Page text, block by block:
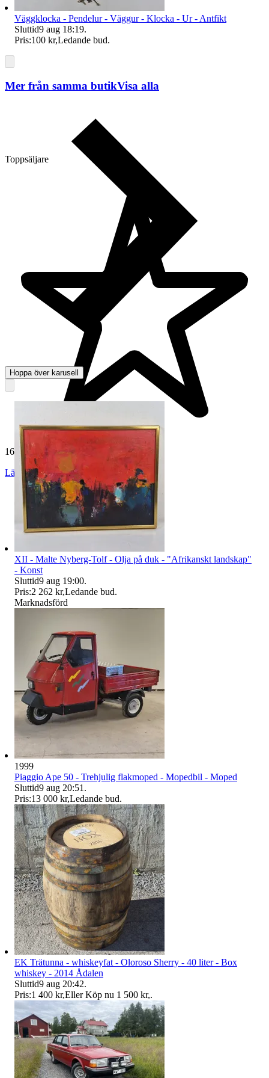
Toppsäljare
165 031 omdömen
Läs omdömen Följ
Väggklocka - Pendelur - Väggur - Klocka - Ur - Antfikt
Sluttid9 aug 18:19.
Pris:100 kr,Ledande bud.
Mer från samma butikVisa alla
Hoppa över karusell
XII - Malte Nyberg-Tolf - Olja på duk - "Afrikanskt landskap"
- Konst
Sluttid9 aug 19:00.
Pris:2 262 kr,Ledande bud.
Marknadsförd
1999
Piaggio Ape 50 - Trehjulig flakmoped - Mopedbil - Moped
Sluttid9 aug 20:51 .
Pris:13 000 kr,Ledande bud.
EK Trätunna - whiskeyfat - Oloroso Sherry - 40 liter - Box
whiskey - 2014 Ådalen
Sluttid9 aug 20:42.
Pris:1 400 kr,Eller Köp nu 1 500 kr,.